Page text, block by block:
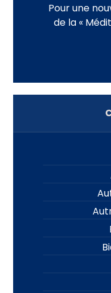
Pour une
de la «